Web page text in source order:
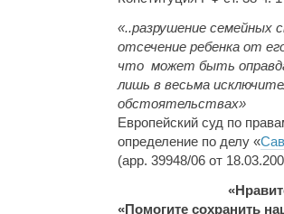
«..разрушение семейных
отсечение ребенка от
что может быть
лишь в весьма
обстоятельствах»
Европейский суд по
определение по делу «
(app. 39948/06 от
«Помогите сохранить